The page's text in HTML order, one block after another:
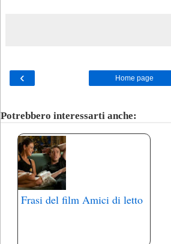
‹ Home page
Potrebbero interessarti anche:
Frasi del film Amici di letto